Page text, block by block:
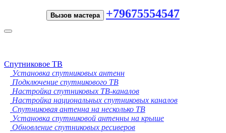
Вызов мастера +79675554547
Toggle
Спутниковое ТВ
Установка спутниковых антенн
Подключение спутникового ТВ
Настройка спутниковых ТВ-каналов
Настройка национальных спутниковых каналов
Спутниковая антенна на несколько ТВ
Установка спутниковой антенны на крыше
Обновление спутниковых ресиверов